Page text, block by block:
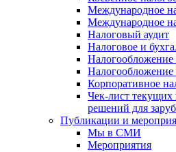
Международное
Международное
Налоговый аудит
Налоговое и
Налогообложение
Налогообложение
Корпоративное
Чек-лист текущих
решений для
Публикации и
Мы в СМИ
Мероприятия